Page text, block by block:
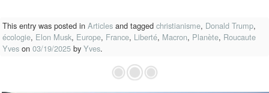
This entry was posted in Articles and tagged christianisme, Donald Trump,
écologie, Elon Musk, Europe, France, Liberté, Macron, Planète, Roucaute
Yves on 03/19/2025 by Yves.